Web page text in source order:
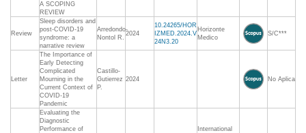
A SCOPING
REVIEW
Review
Sleep disorders and
post-COVID-19
syndrome: a
narrative review
Arredondo-
Nontol R.
2024
10.24265/HOR
IZMED.2024.V
24N3.20
Horizonte
Medico
S/C***
Letter
The Importance of
Early Detecting
Complicated
Mourning in the
Current Context of
COVID-19
Pandemic
Castillo-
Gutierrez
P.
2024 No Aplica
Evaluating the
Diagnostic
Performance of
International